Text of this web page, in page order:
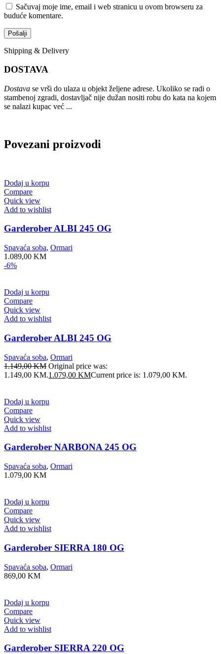
Sačuvaj moje ime, email i web stranicu u ovom browseru za
buduće komentare.
Shipping & Delivery
DOSTAVA
Dostava se vrši do ulaza u objekt željene adrese. Ukoliko se radi o
stambenoj zgradi, dostavljač nije dužan nositi robu do kata na kojem
se nalazi kupac već ...
Povezani proizvodi
Dodaj u korpu
Compare
Quick view
Add to wishlist
Garderober ALBI 245 OG
Spavaća soba, Ormari
1.089,00 KM
-6%
Dodaj u korpu
Compare
Quick view
Add to wishlist
Garderober ALBI 245 OG
Spavaća soba, Ormari
1.149,00KM Original price was:
1.149,00 KM.1.079,00 KMCurrent price is: 1.079,00 KM.
Dodaj u korpu
Compare
Quick view
Add to wishlist
Garderober NARBONA 245 OG
Spavaća soba, Ormari
1.079,00 KM
Dodaj u korpu
Compare
Quick view
Add to wishlist
Garderober SIERRA 180 OG
Spavaća soba, Ormari
869,00 KM
Dodaj u korpu
Compare
Quick view
Add to wishlist
Garderober SIERRA 220 OG